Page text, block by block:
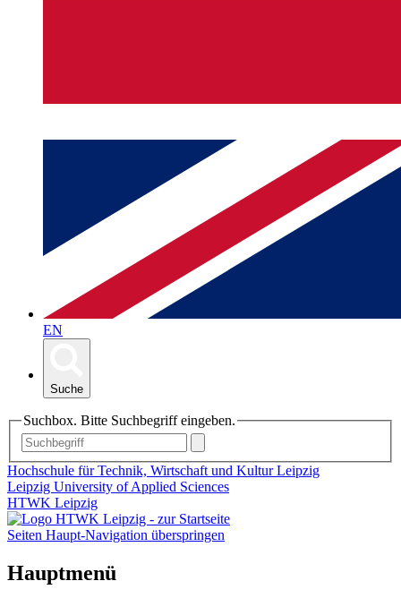
EN
Suche
Suchbox. Bitte Suchbegriff eingeben.
Hochschule für Technik, Wirtschaft und Kultur Leipzig
Leipzig University of Applied Sciences
HTWK Leipzig
Seiten Haupt-Navigation überspringen
Hauptmenü